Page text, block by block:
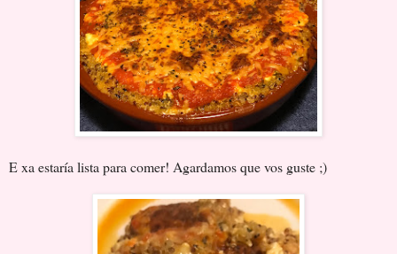
E xa estaría lista para comer! Agardamos que vos guste ;)